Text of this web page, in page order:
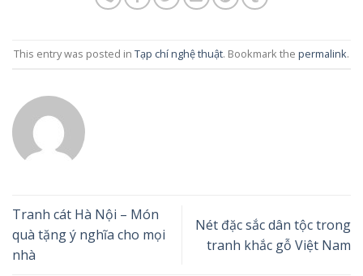
This entry was posted in Tạp chí nghệ thuật. Bookmark the permalink.
Tranh cát Hà Nội – Món
quà tặng ý nghĩa cho mọi
nhà
Nét đặc sắc dân tộc trong
tranh khắc gỗ Việt Nam